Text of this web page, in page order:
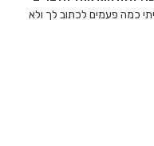
כמה פעמים לכתוב לך ולא